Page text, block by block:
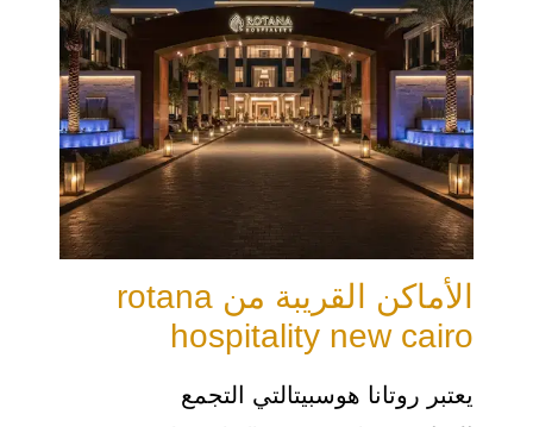
الأماكن القريبة من rotana
hospitality new cairo
يعتبر روتانا هوسبيتالتي التجمع